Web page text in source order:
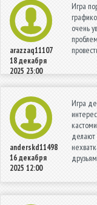
arazzaq11107
18 декабря
2025 23:00
Игра
очень
anderskd11498
16 декабря
2025 12:00
Игра
делают